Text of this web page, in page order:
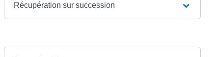
Récupération sur succession